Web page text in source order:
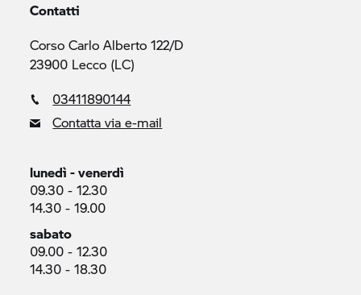
Contatti
Corso Carlo Alberto 122/D
23900 Lecco (LC)
03411890144
Contatta via e-mail
lunedì - venerdì
09.30 - 12.30
14.30 - 19.00
sabato
09.00 - 12.30
14.30 - 18.30